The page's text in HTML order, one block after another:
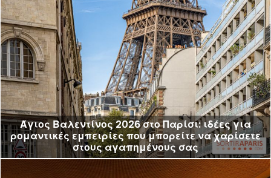
Άγιος Βαλεντίνος 2026 στο Παρίσι: ιδέες για
ρομαντικές εμπειρίες που μπορείτε να χαρίσετε
στους αγαπημένους σας